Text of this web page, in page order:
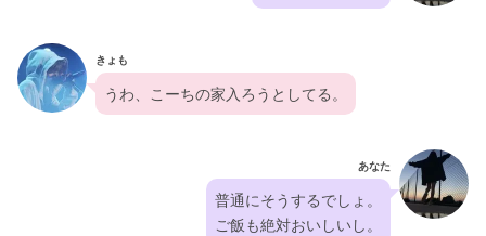
きょも
うわ、こーちの家入ろうとしてる。
あなた
普通にそうするでしょ。
ご飯も絶対おいしいし。